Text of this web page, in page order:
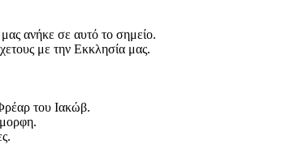
ανήκε σε αυτό το σημείο.
με την Εκκλησία μας.
του Ιακώβ.